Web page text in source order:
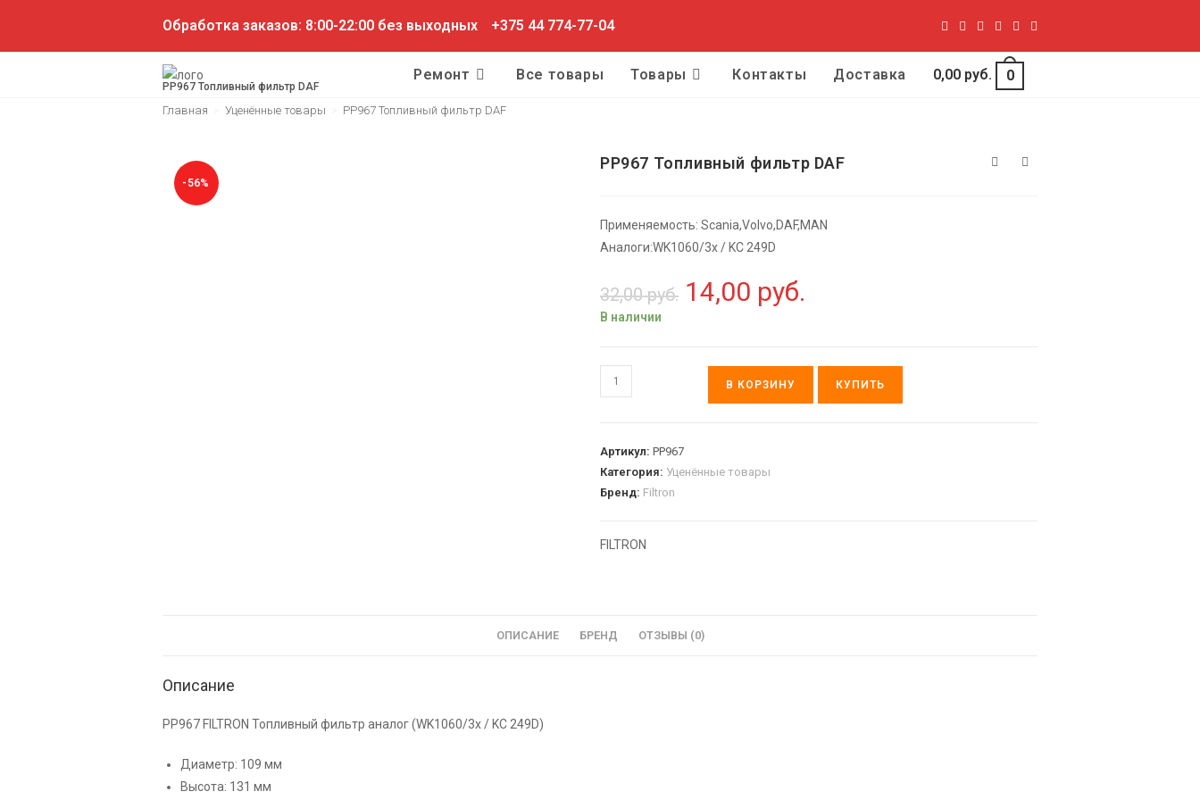
Обработка заказов: 8:00-22:00 без выходных +375 44 774-77-04
Ремонт Все товары Товары Контакты Доставка 0,00 руб. 0
PP967 Топливный фильтр DAF
Главная Уценённые товары PP967 Топливный фильтр DAF
-56%
PP967 Топливный фильтр DAF
Применяемость: Scania,Volvo,DAF,MAN
Аналоги:WK1060/3x / KC 249D
32,00руб. 14,00 руб.
В наличии
В КОРЗИНУ КУПИТЬ
Артикул: PP967
Категория: Уценённые товары
Бренд: Filtron
FILTRON
ОПИСАНИЕ БРЕНД ОТЗЫВЫ (0)
Описание
PP967 FILTRON Топливный фильтр аналог (WK1060/3x / KC 249D)
Диаметр: 109 мм
Высота: 131 мм